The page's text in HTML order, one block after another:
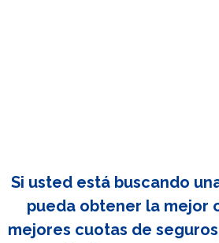
Si usted está buscando
pueda obtener la mejor
mejores cuotas de